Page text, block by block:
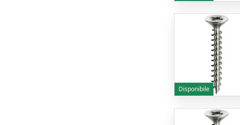
Disponibile